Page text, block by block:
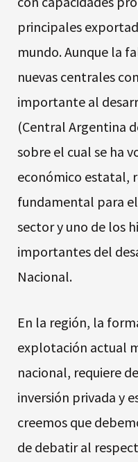
principales
mundo. Aunque la
nuevas centrales
importante al
(Central Argentina
sobre el cual se ha
económico estatal,
fundamental para
sector y uno de los
importantes del
Nacional.
En la región, la
explotación actual
nacional, requiere
inversión privada y
creemos que
de debatir al